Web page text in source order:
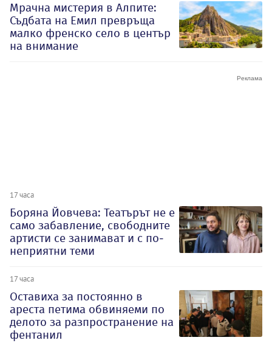
Мрачна мистерия в Алпите:
Съдбата на Емил превръща
малко френско село в център
на внимание
17 часа
Боряна Йовчева: Театърът не е
само забавление, свободните
артисти се занимават и с по-
неприятни теми
17 часа
Оставиха за постоянно в
ареста петима обвиняеми по
делото за разпространение на
фентанил